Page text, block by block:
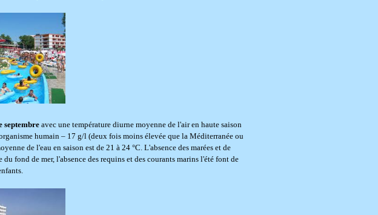
septembre avec une température diurne moyenne de l'air en haute saison
humain – 17 g/l (deux fois moins élevée que la Méditerranée ou
de l'eau en saison est de 21 à 24 °C. L'absence des marées et de
fond de mer, l'absence des requins et des courants marins l'été font de